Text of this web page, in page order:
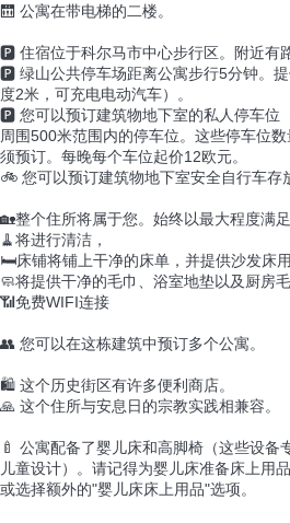
🛗 公寓在带电梯的二楼。
🅿️ 住宿位于科尔马市中心步行区。附近有
🅿️ 绿山公共停车场距离公寓步行5分钟。
度2米，可充电电动汽车）。
🅿️ 您可以预订建筑物地下室的私人停车位
周围500米范围内的停车位。这些停车位
须预订。每晚每个车位起价12欧元。
🚲 您可以预订建筑物地下室安全自行车存
🏡整个住所将属于您。始终以最大程度满
🧹将进行清洁，
🛏️床铺将铺上干净的床单，并提供沙发床用
🧼将提供干净的毛巾、浴室地垫以及厨房毛
📶免费WIFI连接
👥 您可以在这栋建筑中预订多个公寓。
🛍️ 这个历史街区有许多便利商店。
🙏 这个住所与安息日的宗教实践相兼容。
🍼 公寓配备了婴儿床和高脚椅（这些设备
儿童设计）。请记得为婴儿床准备床上用
或选择额外的"婴儿床床上用品"选项。